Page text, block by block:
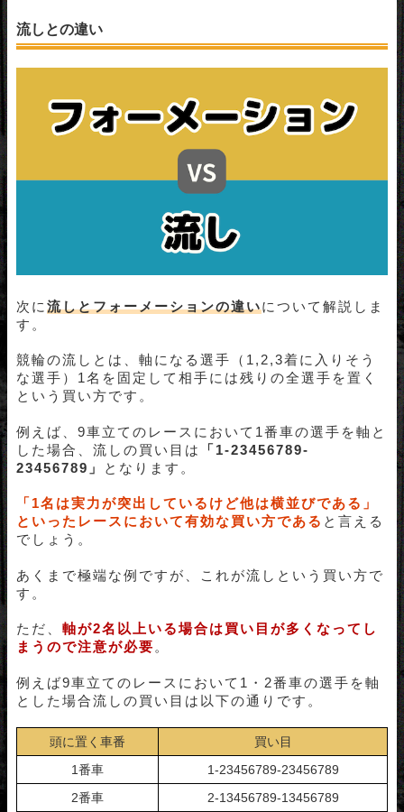
流しとの違い
次に 流しとフォーメーションの違いについて解説しま
す。
競輪の流しとは、軸になる選手（1,2,3着に入りそう
な選手）1名を固定して相手には残りの全選手を置く
という買い方です。
例えば、9車立てのレースにおいて1番車の選手を軸と
した場合、流しの買い目は
「1-23456789-
23456789」
となります。
「 1名は実力が突出しているけど他は横並びである 」
といったレースにおいて有効な買い方である と言える
でしょう。
あくまで極端な例ですが、これが流しという買い方で
す。
ただ、 軸が2名以上いる場合は買い目が多くなってし
まうので注意が必要。
例えば9車立てのレースにおいて1・2番車の選手を軸
とした場合流しの買い目は以下の通りです。
頭に置く車番
買い目
1番車
1-23456789-23456789
2番車
2-13456789-13456789